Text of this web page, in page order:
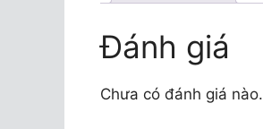
Đánh giá
Chưa có đánh giá nào.